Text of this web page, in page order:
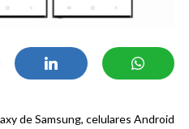
de Samsung, celulares Android